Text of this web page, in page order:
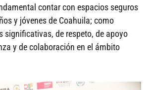
contar con espacios seguros
y jóvenes de Coahuila; como
significativas, de respeto, de apoyo
y de colaboración en el ámbito